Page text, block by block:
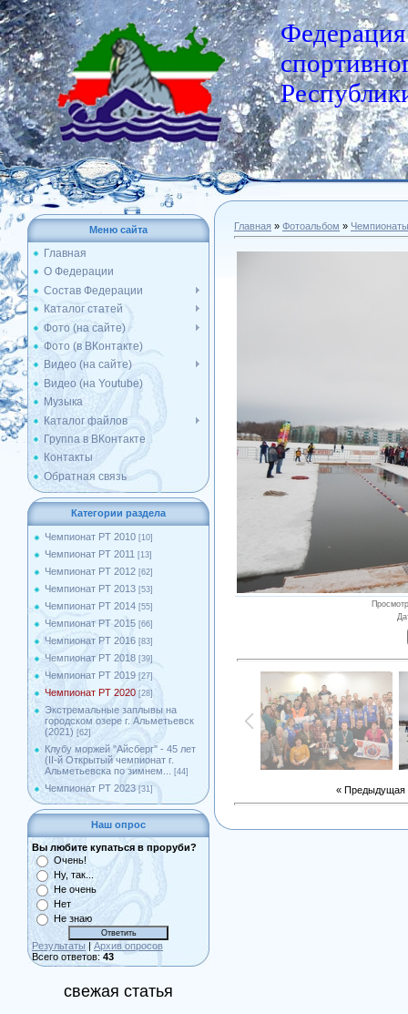
Федерация
Меню сайта
Главная
О Федерации
Состав Федерации
Каталог статей
Фото (на сайте)
Фото (в ВКонтакте)
Видео (на сайте)
Видео (на Youtube)
Музыка
Каталог файлов
Группа в ВКонтакте
Контакты
Обратная связь
Категории раздела
Чемпионат РТ 2010 [10]
Чемпионат РТ 2011 [13]
Чемпионат РТ 2012 [62]
Чемпионат РТ 2013 [53]
Чемпионат РТ 2014 [55]
Чемпионат РТ 2015 [66]
Чемпионат РТ 2016 [83]
Чемпионат РТ 2018 [39]
Чемпионат РТ 2019 [27]
Чемпионат РТ 2020 [28]
Экстремальные заплывы на
городском озере г. Альметьевск
(2021) [62]
Клубу моржей ''Айсберг'' - 45 лет
(II-й Открытый чемпионат г.
Альметьевска по зимнем...
[44]
Чемпионат РТ 2023 [31]
Наш опрос
Вы любите купаться в проруби?
Очень!
Ну, так...
Не очень
Нет
Не знаю
Результаты | Архив опросов
Всего ответов: 43
свежая статья
Главная » Фотоальбом » Чемпионаты
« Предыдущая